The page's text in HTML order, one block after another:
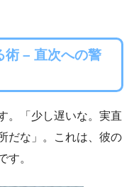
術 – 直次への警
。「少し遅いな。実直
だな」。これは、彼の
す。